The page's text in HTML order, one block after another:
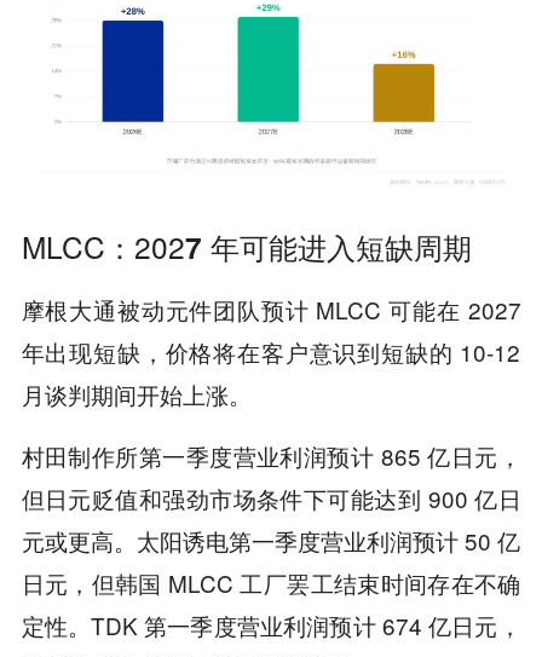
MLCC：2027 年可能进入短缺周期
摩根大通被动元件团队预计 MLCC 可能在 2027
年出现短缺，价格将在客户意识到短缺的 10-12
月谈判期间开始上涨。
村田制作所第一季度营业利润预计 865 亿日元，
但日元贬值和强劲市场条件下可能达到 900 亿日
元或更高。太阳诱电第一季度营业利润预计 50 亿
日元，但韩国 MLCC 工厂罢工结束时间存在不确
定性。TDK 第一季度营业利润预计 674 亿日元，